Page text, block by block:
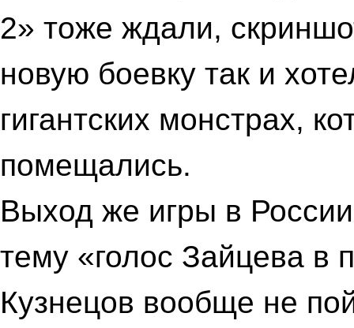
2» тоже ждали,
новую боевку так и
гигантских монстрах,
помещались.
Выход же игры в
тему «голос Зайцева в
Кузнецов вообще не